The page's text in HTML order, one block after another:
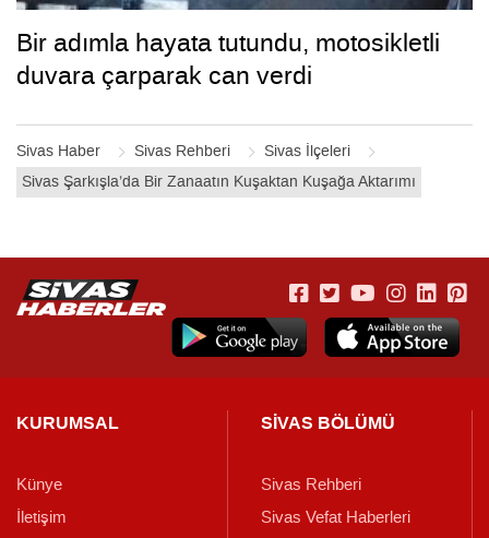
Sivas Haber Sivas Rehberi
Sivas İlçeleri
Sivas Şarkışla’da Bir Zanaatın Kuşaktan Kuşağa Aktarımı
Bir adımla hayata tutundu, motosikletli
duvara çarparak can verdi
KURUMSAL
Künye
İletişim
SİVAS BÖLÜMÜ
Sivas Rehberi
Sivas Vefat Haberleri